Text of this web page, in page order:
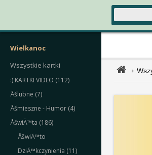
Wielkanoc
Wszystkie kartki
:) KARTKI VIDEO (112)
Åšlubne (7)
Åšmieszne - Humor (4)
ÅšwiÄ™ta (186)
ÅšwiÄ™to
DziÄ™kczynienia (11)